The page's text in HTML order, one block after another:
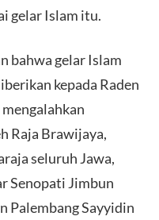
gelar Islam itu.
bahwa gelar Islam
kepada Raden
Raja Brawijaya,
seluruh Jawa,
Senopati Jimbun
Palembang Sayyidin